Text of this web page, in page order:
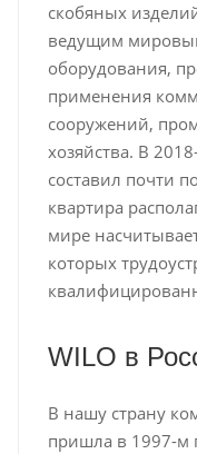
скобяных
ведущим
оборудования,
применения
сооружений,
хозяйства. В
составил почти
квартира
мире
которых
WILO в
В нашу страну
пришла в 1997-м